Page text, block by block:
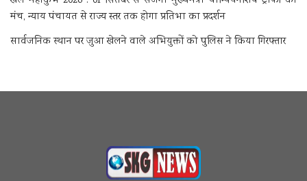
मंच, न्याय पंचायत से राज्य स्तर तक होगा प्रतिभा का प्रदर्शन
सार्वजनिक स्थान पर जुआ खेलने वाले अभियुक्तों को पुलिस ने किया गिरफ्तार